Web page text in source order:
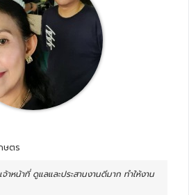
ษตร
หน้าที่ ดูแลและประสานงานดีมาก ทำให้งาน